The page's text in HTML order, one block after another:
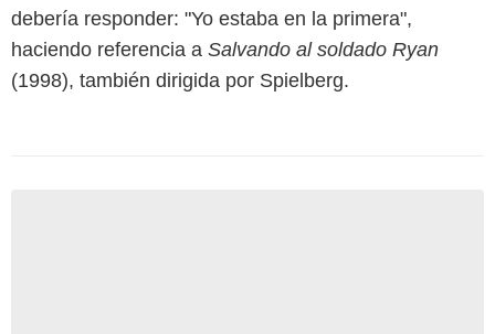
debería responder: "Yo estaba en la primera",
haciendo referencia a Salvando al soldado Ryan
(1998), también dirigida por Spielberg.